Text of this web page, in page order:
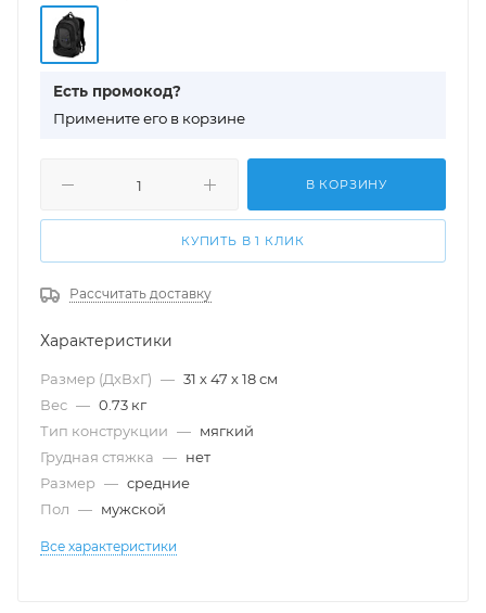
Есть промокод?
Примените его в корзине
В КОРЗИНУ
КУПИТЬ В 1 КЛИК
Рассчитать доставку
Характеристики
Размер (ДхВхГ) — 31 х 47 х 18 см
Вес — 0.73 кг
Тип конструкции — мягкий
Грудная стяжка — нет
Размер — cредние
Пол — мужской
Все характеристики